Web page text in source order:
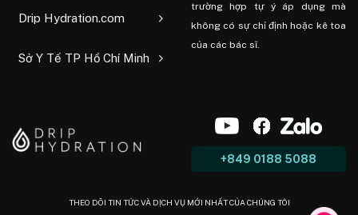
Drip Hydration.com
Sở Y Tế TP Hồ Chí Minh
trường hợp tự ý áp dụng mà
không có sự chỉ định hoặc kê toa
của các bác sĩ.
+849 0188 5088
THEO DÕI TIN TỨC VÀ DỊCH VỤ MỚI NHẤT CỦA CHÚNG TÔI